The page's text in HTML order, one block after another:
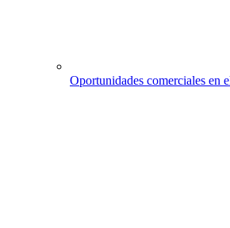
Oportunidades comerciales en